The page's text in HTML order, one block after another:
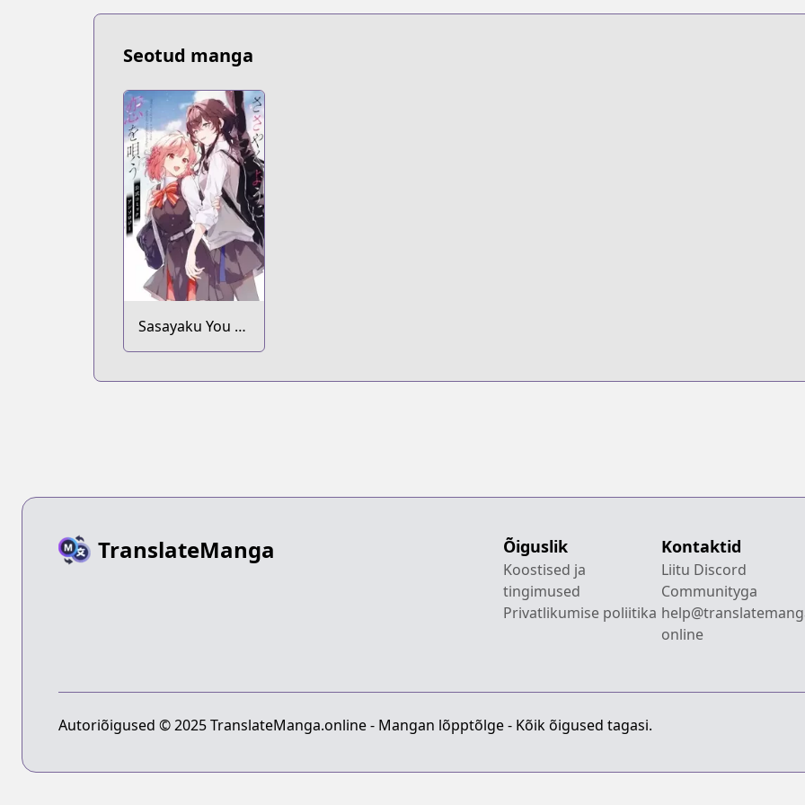
Seotud manga
Sasayaku You ni
Koi wo Utau:
TranslateManga Õiguslik
Koostised ja
tingimused
Privatlikumise poliitika
Kontaktid
Liitu Discord
Communityga
online
Autoriõigused © 2025 TranslateManga.online - Mangan lõpptõlge - Kõik õigused tagasi.